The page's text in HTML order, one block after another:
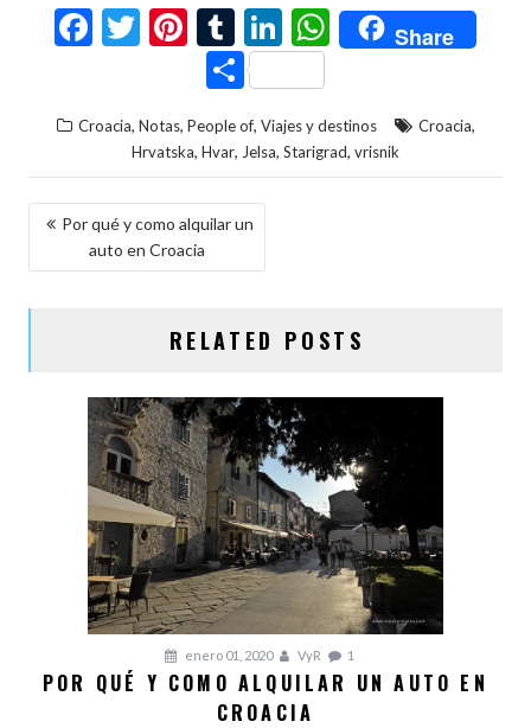
F
b
o
o
k
T
er
Pi
nt
er
es
t
T
u
m
bl
r
Li
n
ke
dI
n
W
h
s
A
Share
C
m
p
ar
ti
Croacia, Notas, People of, Viajes y destinos Croacia,
Hrvatska, Hvar, Jelsa, Starigrad, vrisnik
NAVEGACIÓN
Por qué y como alquilar un
auto en Croacia
RELATED POSTS
enero 01, 2020 VyR 1
POR QUÉ Y COMO ALQUILAR UN AUTO EN
CROACIA